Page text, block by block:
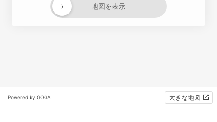
地図を表示
›
Powered by GOGA 大きな地図